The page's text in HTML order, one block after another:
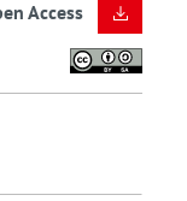
Access